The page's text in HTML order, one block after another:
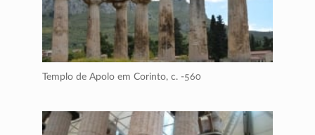
Templo de Apolo em Corinto, c. -560